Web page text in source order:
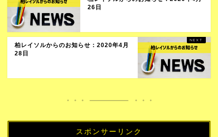
26日
柏レイソルからのお知らせ：2020年4月
28日
スポンサーリンク